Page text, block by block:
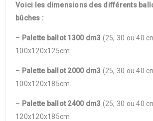
Voici les dimensions des différents
bûches :
– Palette ballot 1300 dm3 (25, 30 ou 40
100x120x125cm
– Palette ballot 2000 dm3 (25, 30 ou 40
100x120x185cm
– Palette ballot 2400 dm3 (25, 30 ou 40
120x120x185cm